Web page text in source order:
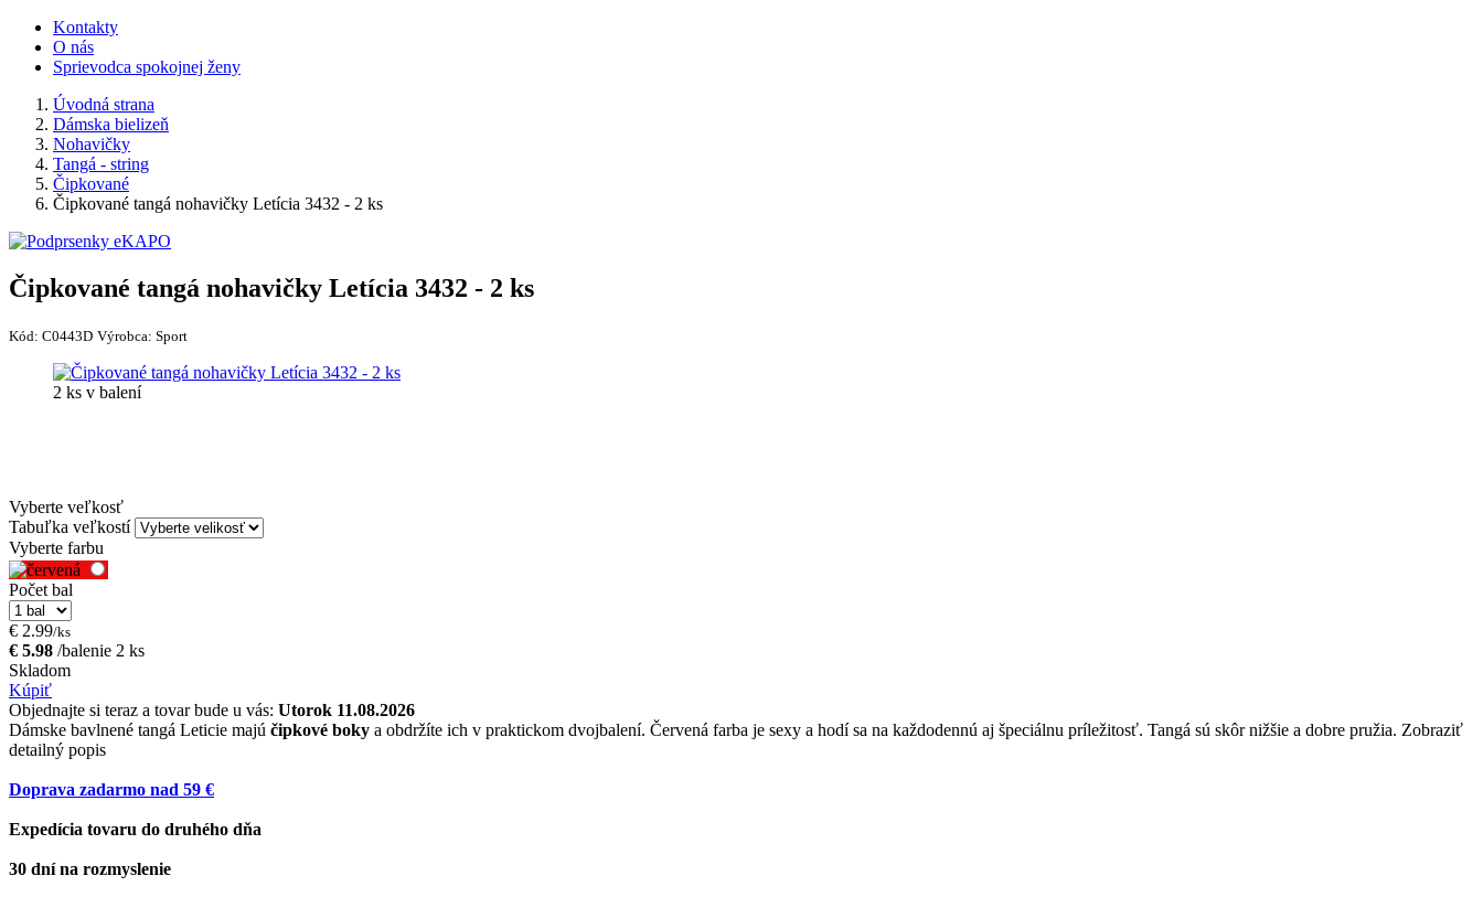
Kontakty
O nás
Sprievodca spokojnej ženy
Úvodná strana
Dámska bielizeň
Nohavičky
Tangá - string
Čipkované
Čipkované tangá nohavičky Letícia 3432 - 2 ks
Čipkované tangá nohavičky Letícia 3432 - 2 ks
Kód: C0443D Výrobca: Sport
2 ks v balení
Vyberte veľkosť
Tabuľka veľkostí
Vyberte farbu
Počet bal
€ 2.99/ks
€ 5.98 /balenie 2 ks
Skladom
Kúpiť
Objednajte si teraz a tovar bude u vás: Utorok 11.08.2026
Dámske bavlnené tangá Leticie majú čipkové boky a obdržíte ich v praktickom dvojbalení. Červená farba je sexy a hodí sa na každodennú aj špeciálnu príležitosť. Tangá sú skôr nižšie a dobre pružia. Zobraziť
detailný popis
Doprava zadarmo nad 59 €
Expedícia tovaru do druhého dňa
30 dní na rozmyslenie